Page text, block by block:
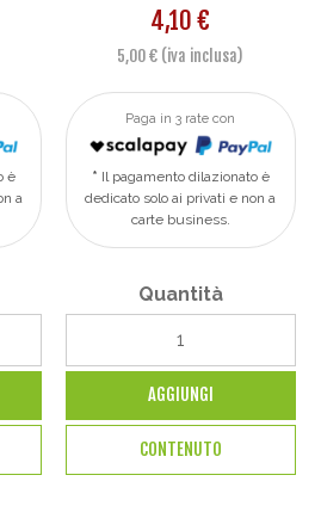
è
a
4,10 €
5,00 € (iva inclusa)
Paga in 3 rate con
Il pagamento dilazionato è
dedicato solo ai privati e non a
carte business.
Quantità
AGGIUNGI
CONTENUTO